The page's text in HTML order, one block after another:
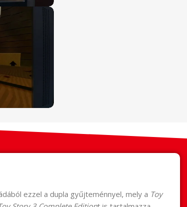
ezzel a dupla gyűjteménnyel, mely a Toy